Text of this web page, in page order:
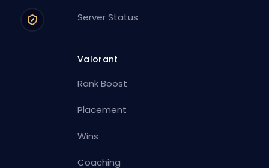
Server Status
Valorant
Rank Boost
Placement
Wins
Coaching